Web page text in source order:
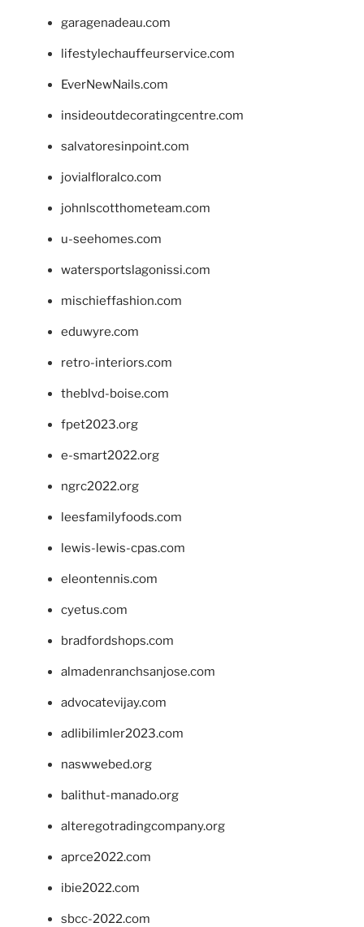
garagenadeau.com
lifestylechauffeurservice.com
EverNewNails.com
insideoutdecoratingcentre.com
salvatoresinpoint.com
jovialfloralco.com
johnlscotthometeam.com
u-seehomes.com
watersportslagonissi.com
mischieffashion.com
eduwyre.com
retro-interiors.com
theblvd-boise.com
fpet2023.org
e-smart2022.org
ngrc2022.org
leesfamilyfoods.com
lewis-lewis-cpas.com
eleontennis.com
cyetus.com
bradfordshops.com
almadenranchsanjose.com
advocatevijay.com
adlibilimler2023.com
naswwebed.org
balithut-manado.org
alteregotradingcompany.org
aprce2022.com
ibie2022.com
sbcc-2022.com